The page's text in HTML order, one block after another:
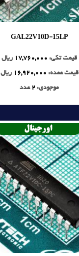
GAL22V10D-15LP
قیمت تکی: 17,760,000 ریال
قیمت عمده: 16,920,000 ریال
موجودی: 2 عدد